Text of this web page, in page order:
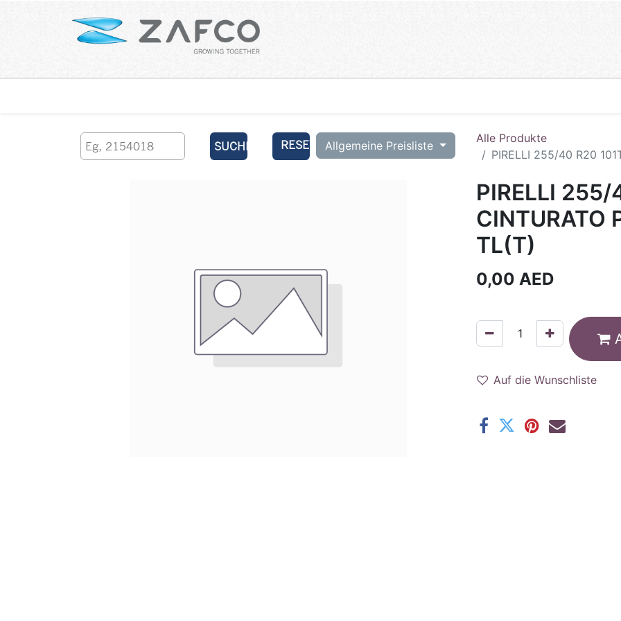
SUCHEN RESET Allgemeine Preisliste
Alle Produkte
PIRELLI 255/40 R20
PIRELLI 255/
CINTURATO
TL(T)
0,00 AED
Auf die Wunschliste